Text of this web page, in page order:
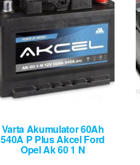
Varta Akumulator 60Ah
540A P Plus Akcel Ford
Opel Ak 60 1 N